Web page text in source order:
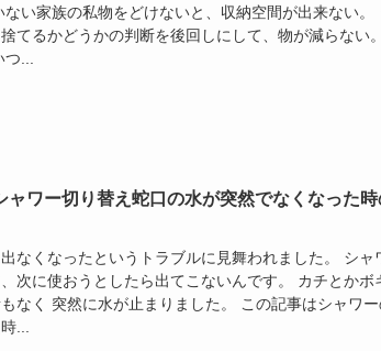
い家族の私物をどけないと、収納空間が出来ない。
てるかどうかの判断を後回しにして、物が減らない。
...
ャワー切り替え蛇口の水が突然でなくなった時
なくなったというトラブルに見舞われました。 シャ
次に使おうとしたら出てこないんです。 カチとかボ
なく 突然に水が止まりました。 この記事はシャワ
...